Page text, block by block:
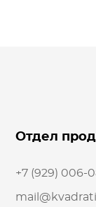
Отдел
+7 (929) 006-